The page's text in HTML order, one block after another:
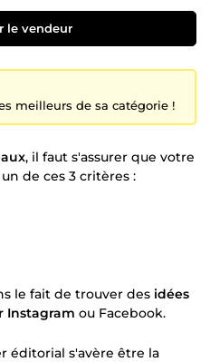
le vendeur
meilleurs de sa catégorie !
, il faut s'assurer que votre
de ces 3 critères :
le fait de trouver des idées
Instagram ou Facebook.
éditorial s'avère être la